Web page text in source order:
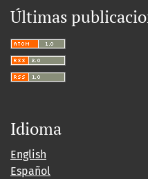
Últimas
Idioma
English
Español